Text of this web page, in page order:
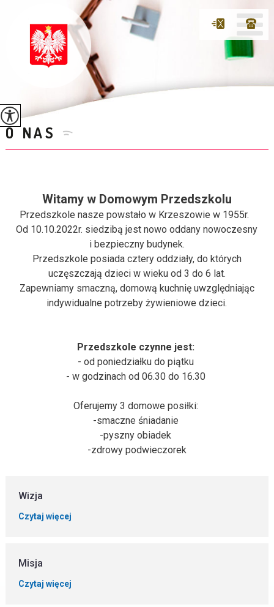
O NAS
Witamy w Domowym Przedszkolu
Przedszkole nasze powstało w Krzeszowie w 1955r.
Od 10.10.2022r. siedzibą jest nowo oddany nowoczesny
i bezpieczny budynek.
Przedszkole posiada cztery oddziały, do których
uczęszczają dzieci w wieku od 3 do 6 lat.
Zapewniamy smaczną, domową kuchnię uwzględniając
indywidualne potrzeby żywieniowe dzieci.
Przedszkole czynne jest:
- od poniedziałku do piątku
- w godzinach od 06.30 do 16.30
Oferujemy 3 domowe posiłki:
-smaczne śniadanie
-pyszny obiadek
-zdrowy podwieczorek
Wizja
Czytaj więcej
Misja
Czytaj więcej